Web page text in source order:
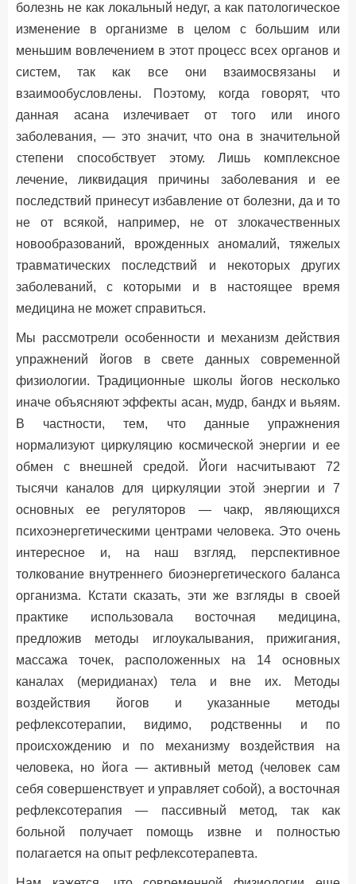
болезнь не как локальный недуг, а как патологическое
изменение в организме в целом с большим или
меньшим вовлечением в этот процесс всех органов и
систем, так как все они взаимосвязаны и
взаимообусловлены. Поэтому, когда говорят, что
данная асана излечивает от того или иного
заболевания, — это значит, что она в значительной
степени способствует этому. Лишь комплексное
лечение, ликвидация причины заболевания и ее
последствий принесут избавление от болезни, да и то
не от всякой, например, не от злокачественных
новообразований, врожденных аномалий, тяжелых
травматических последствий и некоторых других
заболеваний, с которыми и в настоящее время
медицина не может справиться.
Мы рассмотрели особенности и механизм действия
упражнений йогов в свете данных современной
физиологии. Традиционные школы йогов несколько
иначе объясняют эффекты асан, мудр, бандх и вьяям.
В частности, тем, что данные упражнения
нормализуют циркуляцию космической энергии и ее
обмен с внешней средой. Йоги насчитывают 72
тысячи каналов для циркуляции этой энергии и 7
основных ее регуляторов — чакр, являющихся
психоэнергетическими центрами человека. Это очень
интересное и, на наш взгляд, перспективное
толкование внутреннего биоэнергетического баланса
организма. Кстати сказать, эти же взгляды в своей
практике использовала восточная медицина,
предложив методы иглоукалывания, прижигания,
массажа точек, расположенных на 14 основных
каналах (меридианах) тела и вне их. Методы
воздействия йогов и указанные методы
рефлексотерапии, видимо, родственны и по
происхождению и по механизму воздействия на
человека, но йога — активный метод (человек сам
себя совершенствует и управляет собой), а восточная
рефлексотерапия — пассивный метод, так как
больной получает помощь извне и полностью
полагается на опыт рефлексотерапевта.